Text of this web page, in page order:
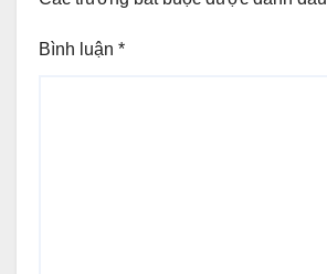
Bình luận *